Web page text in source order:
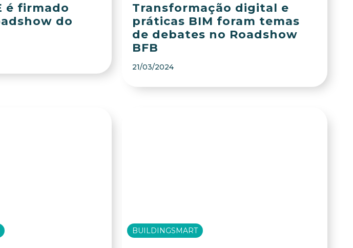
é firmado
do
Transformação digital e
práticas BIM foram temas
de debates no Roadshow
BFB
21/03/2024
BUILDINGSMART